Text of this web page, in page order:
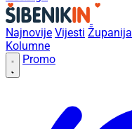
Najnovije Vijesti Županija
Kolumne
Promo